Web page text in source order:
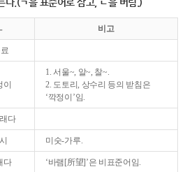
비고
1. 서울~, 알~, 찰~.
2. 도토리, 상수리 등의 받침은
‘깍정이’임.
다
미숫-가루.
다 ‘바램[所望]’은 비표준어임.